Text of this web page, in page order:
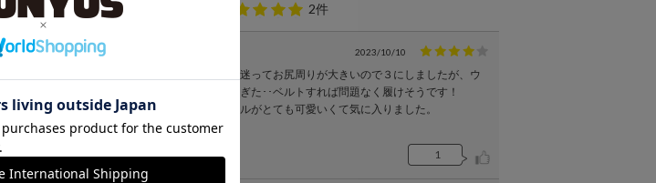
2件
2023/10/10
サイズ２と３で迷ってお尻周りが大きいので３にしましたが、ウ
エストがゆるすぎた･･ベルトすれば問題なく履けそうです！
裾が広がるフリルがとても可愛いくて気に入りました。
1